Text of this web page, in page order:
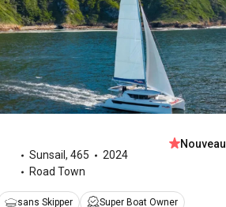
Sunsail , 465
2024
Road Town
Nouveau
sans Skipper Super Boat Owner